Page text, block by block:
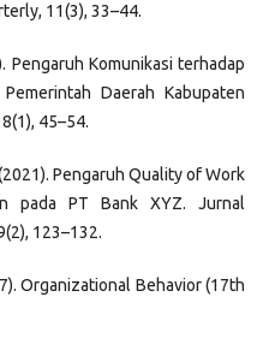
11(3), 33–44.
Pengaruh Komunikasi terhadap
Daerah Kabupaten
45–54.
Pengaruh Quality of Work
pada PT Bank XYZ. Jurnal
123–132.
Organizational Behavior (17th